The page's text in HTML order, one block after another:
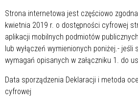
Strona internetowa jest częściowo
kwietnia 2019 r. o dostępności cyfrowej
aplikacji mobilnych podmiotów
lub wyłączeń wymienionych poniżej.- jeśli
wymagań opisanych w załączniku 1. do
Data sporządzenia Deklaracji i metoda
cyfrowej